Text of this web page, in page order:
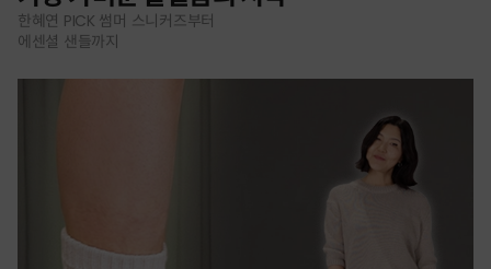
한혜연 PICK 썸머 스니커즈부터
에센셜 샌들까지